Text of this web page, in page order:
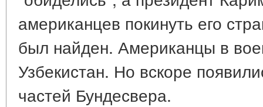
американцев покинуть его
был найден. Американцы в
Узбекистан. Но вскоре
частей Бундесвера.